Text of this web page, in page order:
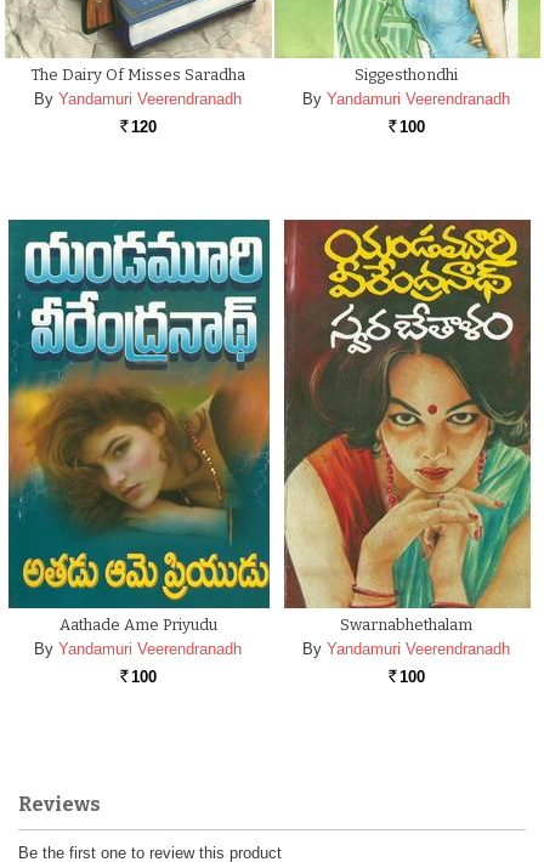
The Dairy Of Misses Saradha
By Yandamuri Veerendranadh
Rs. 120
Siggesthondhi
By Yandamuri Veerendranadh
Rs. 100
Aathade Ame Priyudu
By Yandamuri Veerendranadh
Rs. 100
Swarnabhethalam
By Yandamuri Veerendranadh
Rs. 100
Reviews
Be the first one to review this product